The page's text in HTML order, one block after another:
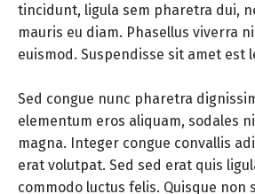
tincidunt, ligula sem pharetra dui,
mauris eu diam. Phasellus viverra
euismod. Suspendisse sit amet est
Sed congue nunc pharetra
elementum eros aliquam, sodales
magna. Integer congue convallis
erat volutpat. Sed sed erat quis
commodo luctus felis. Quisque non